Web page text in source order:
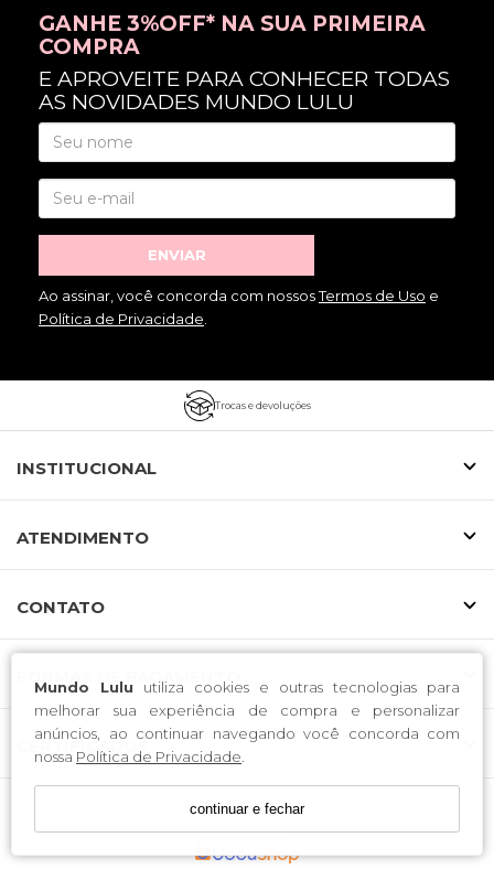
Mundo Lulu utiliza cookies e outras tecnologias para
melhorar sua experiência de compra e personalizar
anúncios, ao continuar navegando você concorda com
nossa Política de Privacidade
continuar e fechar
GANHE 3%OFF* NA SUA PRIMEIRA
COMPRA
E APROVEITE PARA CONHECER TODAS
AS NOVIDADES MUNDO LULU
ENVIAR
Ao assinar, você concorda com nossosTermos de Uso e
Política de Privacidade.
Trocas e devoluções
INSTITUCIONAL
ATENDIMENTO
CONTATO
FORMAS DE PAGAMENTO
CERTIFICADOS